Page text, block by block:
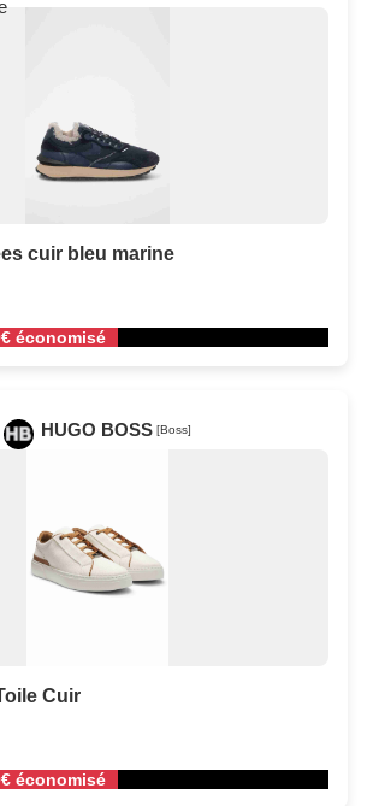
cuir bleu marine
économisé
HUGO BOSS [Boss]
Cuir
économisé